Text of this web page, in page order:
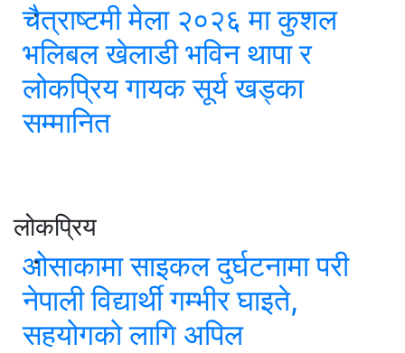
चैत्राष्टमी मेला २०२६ मा कुशल
भलिबल खेलाडी भविन थापा र
लोकप्रिय गायक सूर्य खड्का
सम्मानित
लोकप्रिय
ओसाकामा साइकल दुर्घटनामा परी
नेपाली विद्यार्थी गम्भीर घाइते,
सहयोगको लागि अपिल